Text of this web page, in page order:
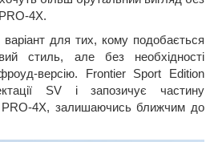
4X.
для тих, кому подобається
стиль, але без необхідності
версію. Frontier Sport Edition
SV і запозичує частину
PRO-4X, залишаючись ближчим до